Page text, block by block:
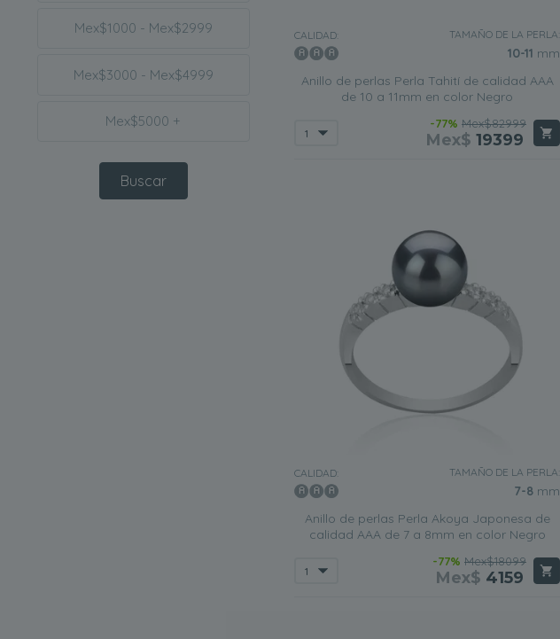
Mex$1000 - Mex$2999
Mex$3000 - Mex$4999
Mex$5000 +
CALIDAD: TAMAÑO DE LA PERLA:
10-11 mm
Anillo de perlas Perla Tahití de calidad AAA
de 10 a 11mm en color Negro
-77% Mex$82999
Mex$ 19399
CALIDAD: TAMAÑO DE LA PERLA:
7-8 mm
Anillo de perlas Perla Akoya Japonesa de
calidad AAA de 7 a 8mm en color Negro
-77% Mex$18099
Mex$ 4159